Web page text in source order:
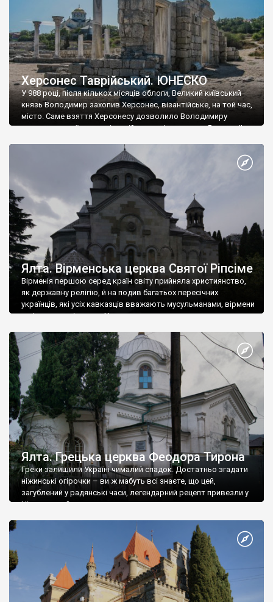
Херсонес Таврійський. ЮНЕСКО
У 988 році, після кількох місяців облоги, Великий київський
князь Володимир захопив Херсонес, візантійське, на той час,
місто. Саме взяття Херсонесу дозволило Володимиру
диктувати свої умови візантійському імператору Василю ІІ, та
Херсонесі Володимир-язичник, став Василем-християнином.
А потім було Хрещення Русі. На честь Херсонесу Таврійського
Ялта. Вірменська церква Святої Ріпсіме
Вірменія першою серед країн світу прийняла християнство,
як державну релігію, й на подив багатьох пересічних
українців, які усіх кавказців вважають мусульманами, вірмени
є відданими вірянами Христа
Ялта. Грецька церква Феодора Тирона
Греки залишили Україні чималий спадок. Достатньо згадати
ніжинські огірочки – ви ж мабуть всі знаєте, що цей,
загублений у радянські часи, легендарний рецепт привезли у
Ніжин греки?